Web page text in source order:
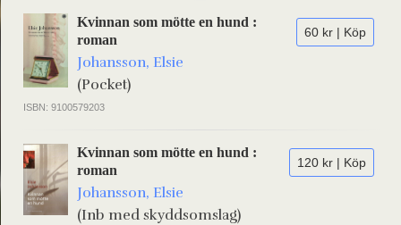
60 kr | Köp
Kvinnan som mötte en hund :
roman
Johansson, Elsie
(Pocket)
ISBN: 9100579203
120 kr | Köp
Kvinnan som mötte en hund :
roman
Johansson, Elsie
(Inb med skyddsomslag)